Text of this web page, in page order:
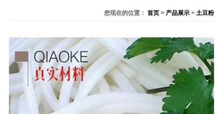
您现在的位置： 首页> 产品展示> 土豆粉